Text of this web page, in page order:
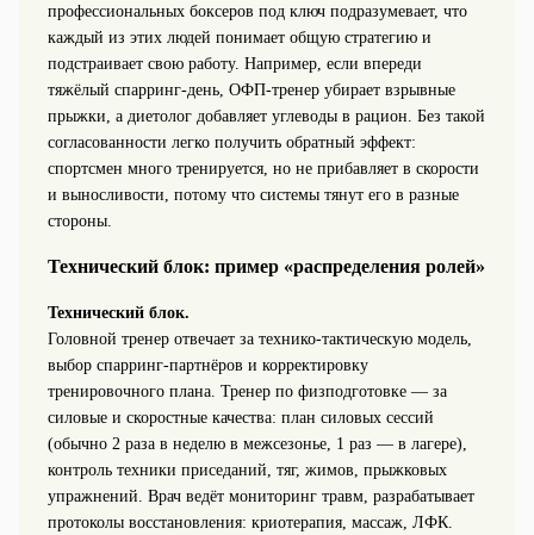
профессиональных боксеров под ключ подразумевает, что
каждый из этих людей понимает общую стратегию и
подстраивает свою работу. Например, если впереди
тяжёлый спарринг‑день, ОФП‑тренер убирает взрывные
прыжки, а диетолог добавляет углеводы в рацион. Без такой
согласованности легко получить обратный эффект:
спортсмен много тренируется, но не прибавляет в скорости
и выносливости, потому что системы тянут его в разные
стороны.
Технический блок: пример «распределения ролей»
Технический блок.
Головной тренер отвечает за технико-тактическую модель,
выбор спарринг‑партнёров и корректировку
тренировочного плана. Тренер по физподготовке — за
силовые и скоростные качества: план силовых сессий
(обычно 2 раза в неделю в межсезонье, 1 раз — в лагере),
контроль техники приседаний, тяг, жимов, прыжковых
упражнений. Врач ведёт мониторинг травм, разрабатывает
протоколы восстановления: криотерапия, массаж, ЛФК.